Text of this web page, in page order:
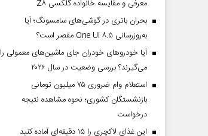
معرفی و مقایسه خانواده گلکسی Z۸
بحران باتری در گوشی‌های سامسونگ؛ آیا
به‌روزرسانی One UI ۸.۵ مقصر است؟
آیا خودروهای خودران جای ماشین‌های معمولی را
می‌گیرند؟ بررسی وضعیت در سال ۲۰۲۶
استعلام وام ضروری ۷۵ میلیون تومانی
بازنشستگان کشوری؛ نحوه مشاهده نتیجه
درخواست
این غذای لاکچری را ۱۵ دقیقه‌ای آماده کنید